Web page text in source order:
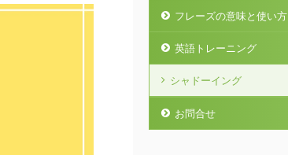
フレーズの意味と使い方
英語トレーニング
シャドーイング
お問合せ